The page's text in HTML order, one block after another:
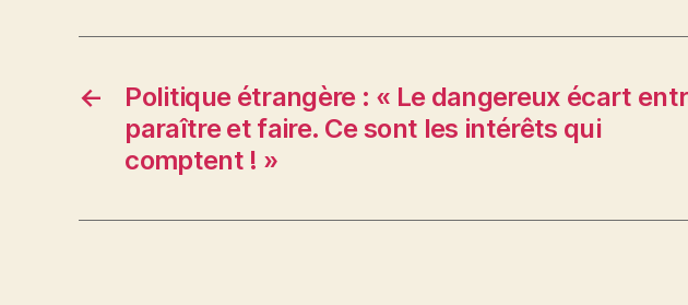
←
Politique étrangère : « Le dangereux écart
paraître et faire. Ce sont les intérêts qui
comptent ! »